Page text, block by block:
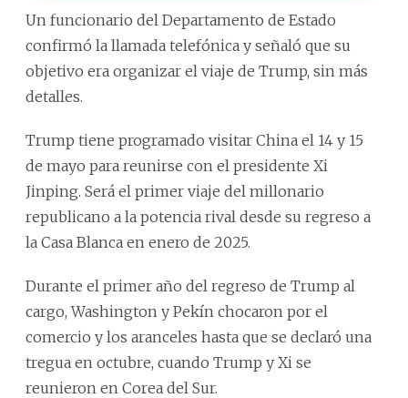
Un funcionario del Departamento de Estado
confirmó la llamada telefónica y señaló que su
objetivo era organizar el viaje de Trump, sin más
detalles.
Trump tiene programado visitar China el 14 y 15
de mayo para reunirse con el presidente Xi
Jinping. Será el primer viaje del millonario
republicano a la potencia rival desde su regreso a
la Casa Blanca en enero de 2025.
Durante el primer año del regreso de Trump al
cargo, Washington y Pekín chocaron por el
comercio y los aranceles hasta que se declaró una
tregua en octubre, cuando Trump y Xi se
reunieron en Corea del Sur.